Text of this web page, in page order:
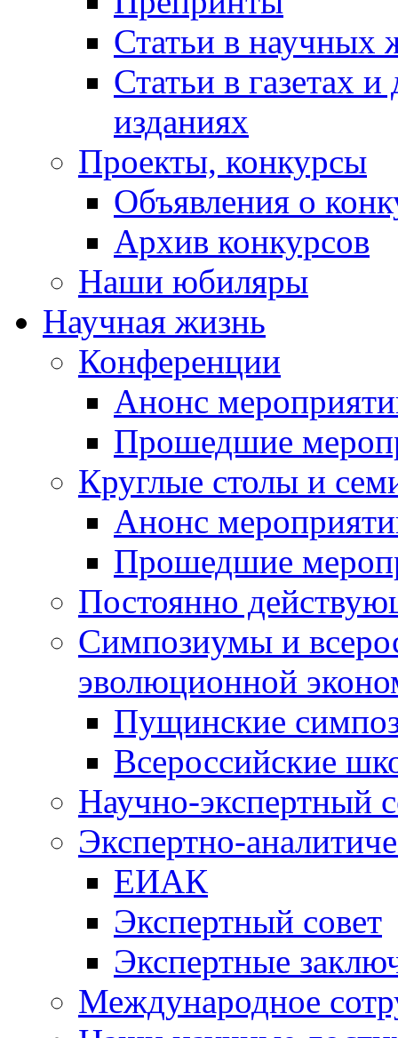
Статьи в научных
Статьи в газетах
изданиях
Проекты, конкурсы
Объявления о
Архив конкурсов
Наши юбиляры
Научная жизнь
Конференции
Анонс
Прошедшие
Круглые столы и
Анонс
Прошедшие
Постоянно
Симпозиумы и
эволюционной
Пущинские
Всероссийские
Научно-экспертный
Экспертно-
ЕИАК
Экспертный совет
Экспертные
Международное